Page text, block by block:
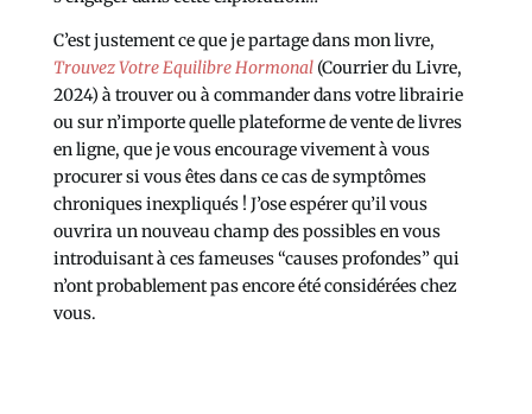
C’est justement ce que je partage dans mon livre,
Trouvez Votre Equilibre Hormonal(Courrier du Livre,
2024) à trouver ou à commander dans votre librairie
ou sur n’importe quelle plateforme de vente de livres
en ligne, que je vous encourage vivement à vous
procurer si vous êtes dans ce cas de symptômes
chroniques inexpliqués ! J’ose espérer qu’il vous
ouvrira un nouveau champ des possibles en vous
introduisant à ces fameuses “causes profondes” qui
n’ont probablement pas encore été considérées chez
vous.